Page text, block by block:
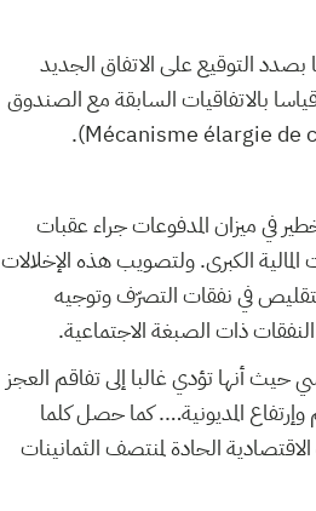
التوقيع على الاتفاق الجديد
إحجافا قياسا بالاتفاقيات السابقة مع الصندوق
في ميزان المدفوعات جراء عقبات
الكبرى. ولتصويب هذه الإخلالات
في نفقات التصرّف وتوجيه
ذات الصبغة الاجتماعية.
حيث أنها تؤدي غالبا إلى تفاقم العجز
وإرتفاع المديونية…. كما حصل كلما
الحادة لمنتصف الثمانينات